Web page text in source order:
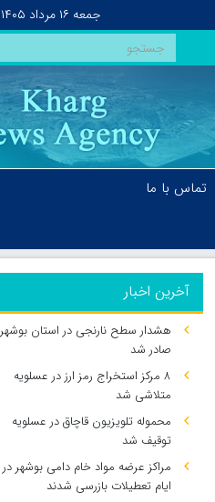
جمعه ۱۶ مرداد ۱۴۰۵
تماس با ما
آخرین اخبار
هشدار سطح نارنجی در استان بوشهر
صادر شد
۸ مرکز استخراج رمز ارز در عسلویه
متلاشی شد
محموله تلویزیون قاچاق در عسلویه
توقیف شد
مراکز عرضه مواد خام دامی بوشهر در
ایام تعطیلات بازرسی شدند